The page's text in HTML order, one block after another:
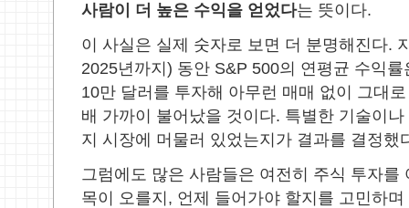
사람이 더 높은 수익을 얻었다는 뜻이다.
이 사실은 실제 숫자로 보면 더 분명해진다.
2025년까지 ) 동안 S&P 500의 연평균 수익률
10만 달러를 투자해 아무런 매매 없이 그대
배 가까이 불어났을 것이다. 특별한 기술이
지 시장에 머물러 있었는지가 결과를 결정했
그럼에도 많은 사람들은 여전히 주식 투자를
목이 오를지 , 언제 들어가야 할지를 고민하